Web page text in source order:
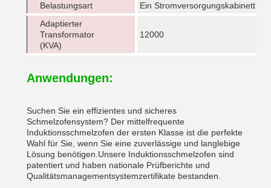
Belastungsart
Ein Stromversorgungskabinett
Adaptierter
Transformator
(KVA)
12000
Anwendungen:
Suchen Sie ein effizientes und sicheres
Schmelzofensystem? Der mittelfrequente
Induktionsschmelzofen der ersten Klasse ist die perfekte
Wahl für Sie, wenn Sie eine zuverlässige und langlebige
Lösung benötigen.Unsere Induktionsschmelzofen sind
patentiert und haben nationale Prüfberichte und
Qualitätsmanagementsystemzertifikate bestanden.